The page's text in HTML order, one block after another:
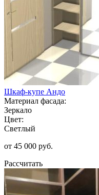
Шкаф-купе Андо
Материал фасада:
Зеркало
Цвет:
Светлый
от 45 000 руб.
Рассчитать